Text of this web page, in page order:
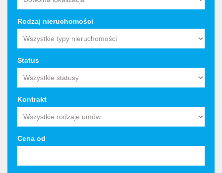
Rodzaj nieruchomości
Status
Kontrakt
Cena od